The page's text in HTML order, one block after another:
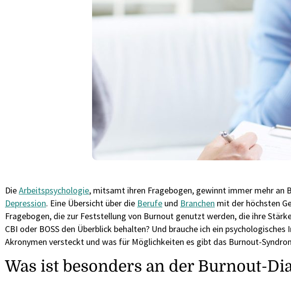
DieArbeitspsychologie, mitsamt ihren Fragebogen, gewinnt immer mehr an
Depression. Eine Übersicht über die Berufe und Branchen mit der höchsten
Fragebogen, die zur Feststellung von Burnout genutzt werden, die ihre
CBI oder BOSS den Überblick behalten? Und brauche ich ein
Akronymen versteckt und was für Möglichkeiten es gibt das Burnout-
Was ist besonders an der Burnout-